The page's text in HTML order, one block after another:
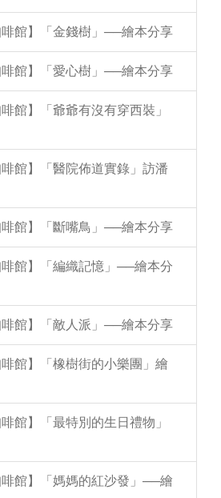
館】「金錢樹」──繪本分享
館】「愛心樹」──繪本分享
館】「爺爺有沒有穿西裝」
館】「醫院佈道實錄」訪潘
館】「斷嘴鳥」──繪本分享
館】「編織記憶」──繪本分
館】「敵人派」──繪本分享
館】「橡樹街的小樂團」繪
館】「最特別的生日禮物」
館】「媽媽的紅沙發」──繪